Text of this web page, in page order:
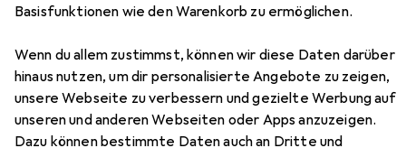
Basisfunktionen wie den Warenkorb zu ermöglichen.
Wenn du allem zustimmst, können wir diese Daten darüber
hinaus nutzen, um dir personalisierte Angebote zu zeigen,
unsere Webseite zu verbessern und gezielte Werbung auf
unseren und anderen Webseiten oder Apps anzuzeigen.
Dazu können bestimmte Daten auch an Dritte und
Zubehör für Bopla Tisch-
Gehäuse 157.5 x 62.2 x 199 ABS
Hellgrau ULTRAMAS